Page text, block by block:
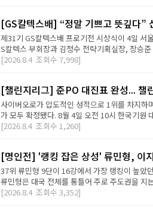
[GS칼텍스배] “정말 기쁘고 뜻깊다”
제31기 GS칼텍스배 프로기전 시상식이 4일 서
S칼텍스 부회장과 김정수 전략기획실장, 장승
[2026.8.4 조회수 7,998]
[챌린지리그] 준PO 대진표 완성... 챌
사이버오로가 압도적인 성적으로 1위를 차지
가 모두 확정됐다. 8월 4일 오전 10시 한국기원
[2026.8.4 조회수 1,260]
[명인전] '랭킹 잡은 상성' 류민형, 이
37위 류민형 9단이 16강에서 가장 랭킹이 높았
류민형은 대국 전체를 통틀어 주로 주도권을 지
[2026.8.4 조회수 3,352]